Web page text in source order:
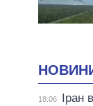
18:06
Іран